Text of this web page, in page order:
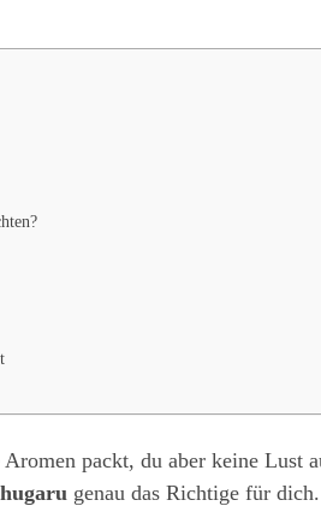
packt, du aber keine Lust
genau das Richtige für